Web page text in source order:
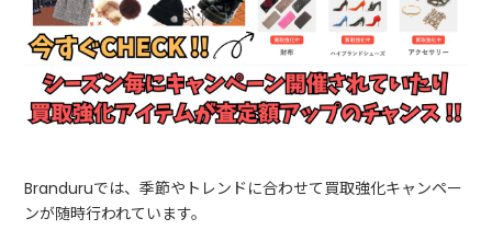
Branduruでは、季節やトレンドに合わせて買取強化キャンペー
ンが随時行われています。